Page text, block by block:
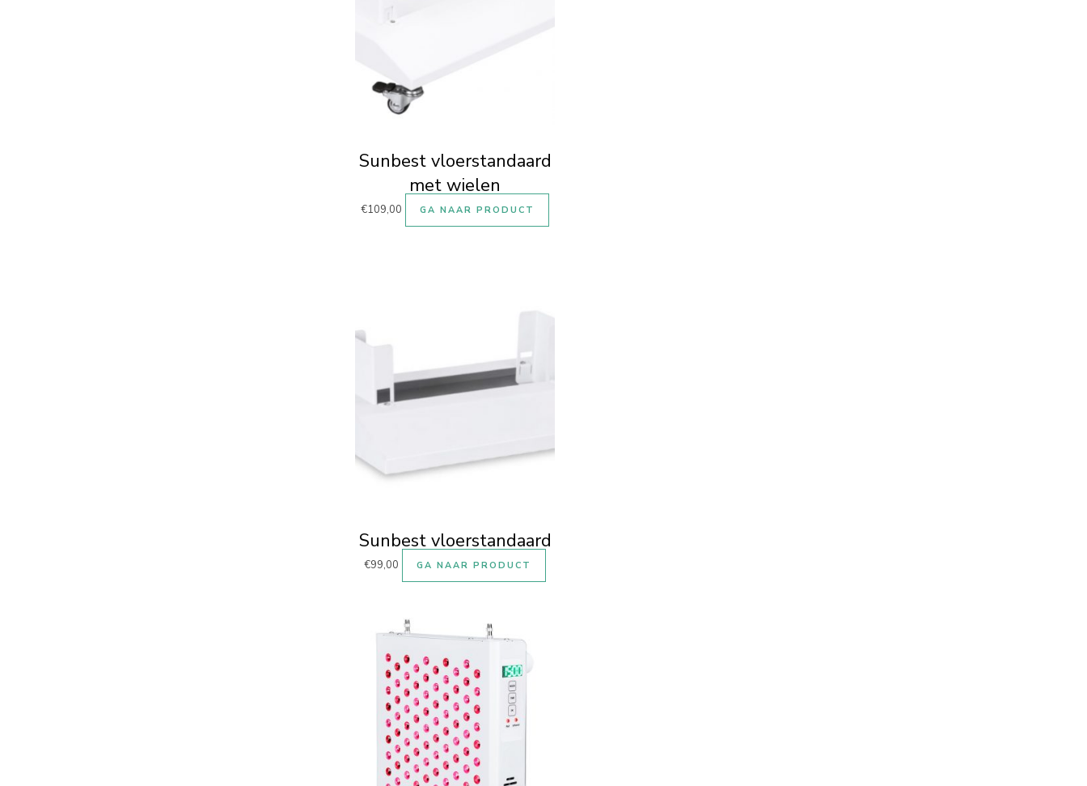
Sunbest vloerstandaard
met wielen
€109,00 GA NAAR PRODUCT
Sunbest vloerstandaard
€99,00 GA NAAR PRODUCT